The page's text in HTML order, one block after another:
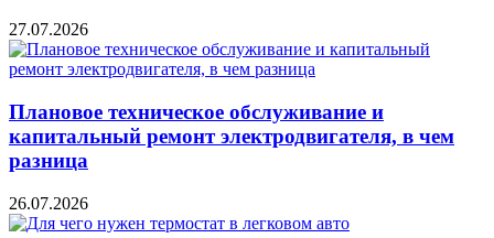
27.07.2026
Плановое техническое обслуживание и
капитальный ремонт электродвигателя, в чем
разница
26.07.2026